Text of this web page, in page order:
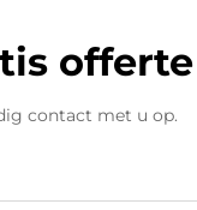
offerte
contact met u op.